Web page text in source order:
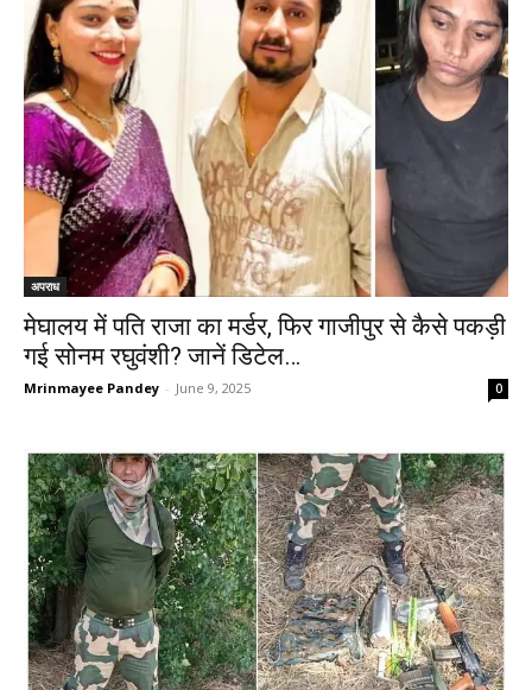
अपराध
मेघालय में पति राजा का मर्डर, फिर गाजीपुर से कैसे पकड़ी
गई सोनम रघुवंशी? जानें डिटेल…
Mrinmayee Pandey - June 9, 2025 0